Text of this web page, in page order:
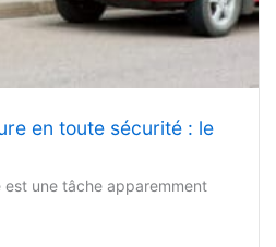
en toute sécurité : le
une tâche apparemment